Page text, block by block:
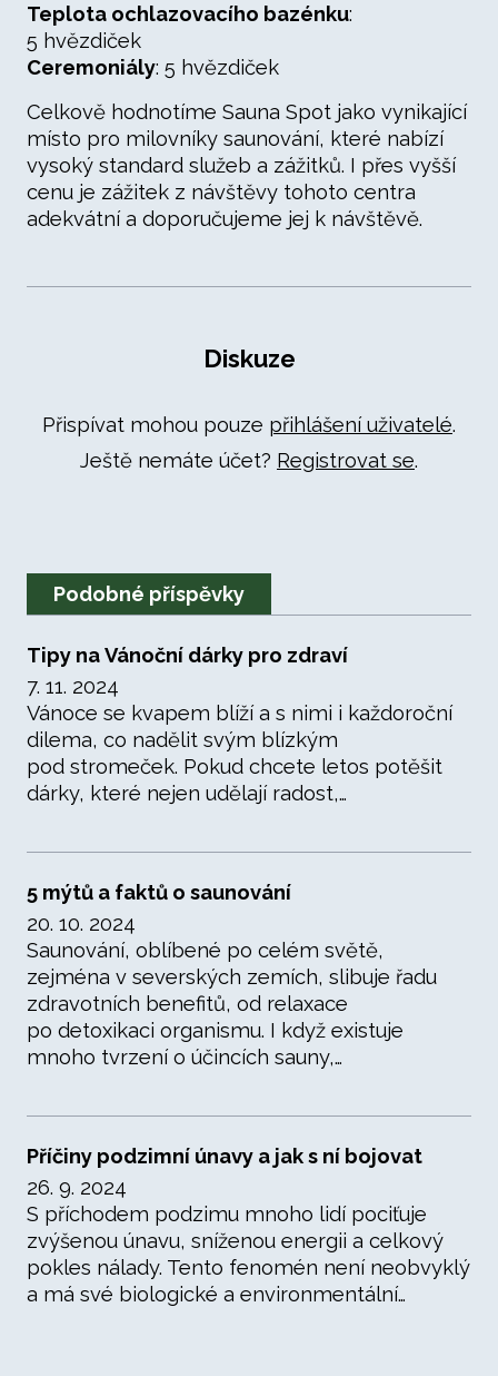
Teplota ochlazovacího bazénku:
5 hvězdiček
Ceremoniály: 5 hvězdiček
Celkově hodnotíme Sauna Spot jako vynikající
místo pro milovníky saunování, které nabízí
vysoký standard služeb a zážitků. I přes vyšší
cenu je zážitek z návštěvy tohoto centra
adekvátní a doporučujeme jej k návštěvě.
Diskuze
Přispívat mohou pouze přihlášení uživatelé.
Ještě nemáte účet? Registrovat se.
Podobné příspěvky
Tipy na Vánoční dárky pro zdraví
7. 11. 2024
Vánoce se kvapem blíží a s nimi i každoroční
dilema, co nadělit svým blízkým
pod stromeček. Pokud chcete letos potěšit
dárky, které nejen udělají radost,…
5 mýtů a faktů o saunování
20. 10. 2024
Saunování, oblíbené po celém světě,
zejména v severských zemích, slibuje řadu
zdravotních benefitů, od relaxace
po detoxikaci organismu. I když existuje
mnoho tvrzení o účincích sauny,…
Příčiny podzimní únavy a jak s ní bojovat
26. 9. 2024
S příchodem podzimu mnoho lidí pociťuje
zvýšenou únavu, sníženou energii a celkový
pokles nálady. Tento fenomén není neobvyklý
a má své biologické a environmentální…